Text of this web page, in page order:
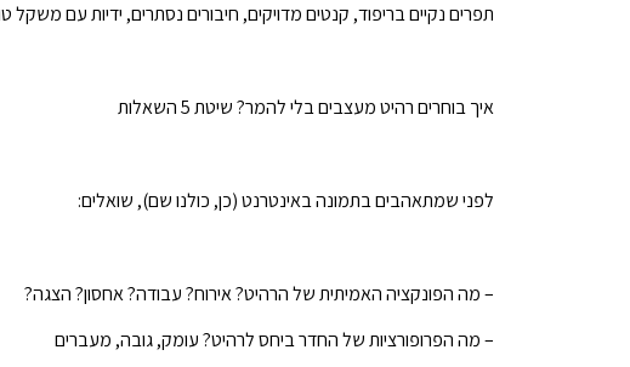
תפרים נקיים בריפוד, קנטים מדויקים, חיבורים נסתרים, ידיות עם
איך בוחרים רהיט מעצבים בלי להמר? שיטת 5 השאלות
לפני שמתאהבים בתמונה באינטרנט (כן, כולנו שם), שואלים:
– מה הפונקציה האמיתית של הרהיט? אירוח? עבודה? אחסון? הצגה?
– מה הפרופורציות של החדר ביחס לרהיט? עומק, גובה, מעברים